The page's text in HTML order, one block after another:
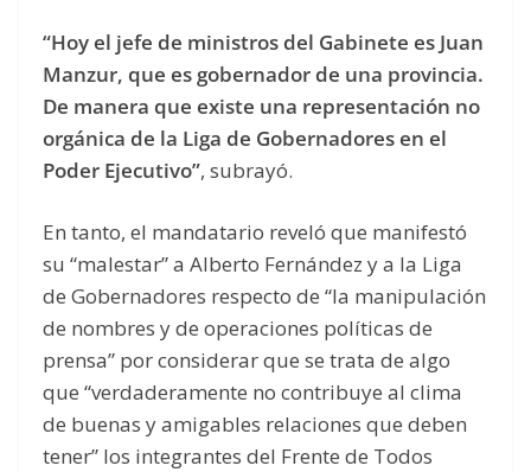
“Hoy el jefe de ministros del Gabinete es Juan
Manzur, que es gobernador de una provincia.
De manera que existe una representación no
orgánica de la Liga de Gobernadores en el
Poder Ejecutivo”, subrayó.
En tanto, el mandatario reveló que manifestó
su “malestar” a Alberto Fernández y a la Liga
de Gobernadores respecto de “la manipulación
de nombres y de operaciones políticas de
prensa” por considerar que se trata de algo
que “verdaderamente no contribuye al clima
de buenas y amigables relaciones que deben
tener” los integrantes del Frente de Todos